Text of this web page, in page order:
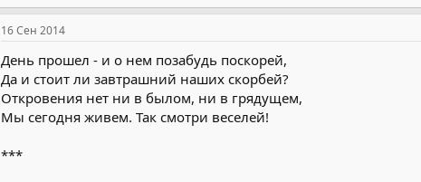
16 Сен 2014
День прошел - и о нем позабудь поскорей,
Да и стоит ли завтрашний наших скорбей?
Откровения нет ни в былом, ни в грядущем,
Мы сегодня живем. Так смотри веселей!
***